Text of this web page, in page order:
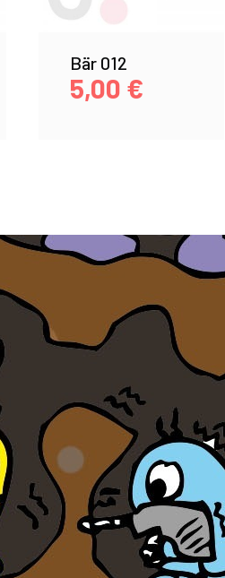
Bär 012
5,00 €